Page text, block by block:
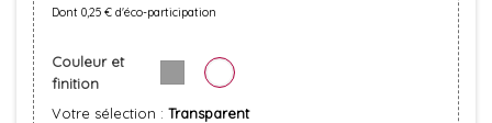
Dont 0,25 € d'éco-participation
Couleur et
finition
Votre sélection : Transparent